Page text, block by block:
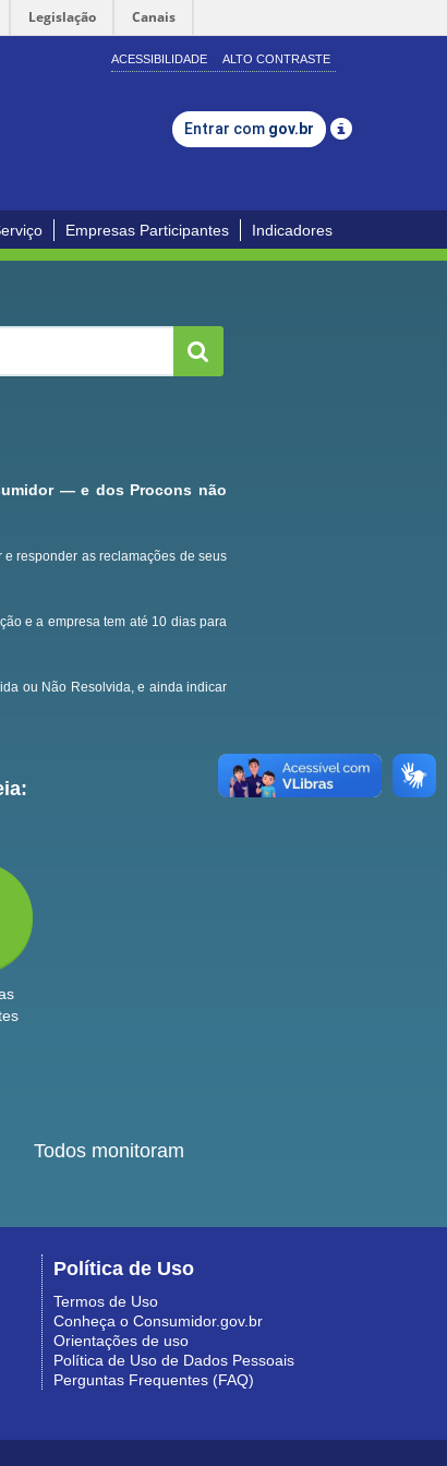
Legislação Canais
ACESSIBILIDADE ALTO CONTRASTE
Entrar com gov.br
Empresas Participantes Indicadores
— e dos Procons não
e responder as reclamações de seus
e a empresa tem até 10 dias para
ou Não Resolvida, e ainda indicar
Todos monitoram
Política de Uso
Termos de Uso
Conheça o Consumidor.gov.br
Orientações de uso
Política de Uso de Dados Pessoais
Perguntas Frequentes (FAQ)